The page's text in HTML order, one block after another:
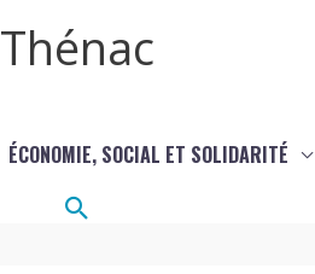
Thénac
ÉCONOMIE, SOCIAL ET SOLIDARITÉ
Rechercher